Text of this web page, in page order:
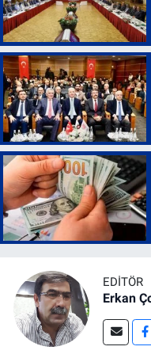
EDITÖR
Erkan